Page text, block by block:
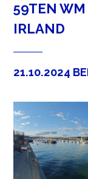
59TEN WM
IRLAND
21.10.2024